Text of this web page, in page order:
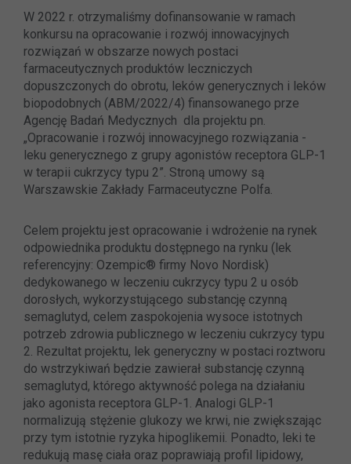
W 2022 r. otrzymaliśmy dofinansowanie w ramach
konkursu na opracowanie i rozwój innowacyjnych
rozwiązań w obszarze nowych postaci
farmaceutycznych produktów leczniczych
dopuszczonych do obrotu, leków generycznych i leków
biopodobnych (ABM/2022/4) finansowanego prze
Agencję Badań Medycznych dla projektu pn.
„Opracowanie i rozwój innowacyjnego rozwiązania -
leku generycznego z grupy agonistów receptora GLP-1
w terapii cukrzycy typu 2”. Stroną umowy są
Warszawskie Zakłady Farmaceutyczne Polfa.
Celem projektu jest opracowanie i wdrożenie na rynek
odpowiednika produktu dostępnego na rynku (lek
referencyjny: Ozempic® firmy Novo Nordisk)
dedykowanego w leczeniu cukrzycy typu 2 u osób
dorosłych, wykorzystującego substancję czynną
semaglutyd, celem zaspokojenia wysoce istotnych
potrzeb zdrowia publicznego w leczeniu cukrzycy typu
2. Rezultat projektu, lek generyczny w postaci roztworu
do wstrzykiwań będzie zawierał substancję czynną
semaglutyd, którego aktywność polega na działaniu
jako agonista receptora GLP-1. Analogi GLP-1
normalizują stężenie glukozy we krwi, nie zwiększając
przy tym istotnie ryzyka hipoglikemii. Ponadto, leki te
redukują masę ciała oraz poprawiają profil lipidowy,